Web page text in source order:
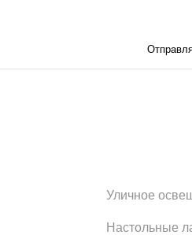
Уличное
Настольные